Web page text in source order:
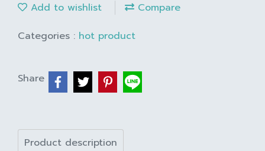
Add to wishlist
Compare
Categories : hot product
Share
Product description